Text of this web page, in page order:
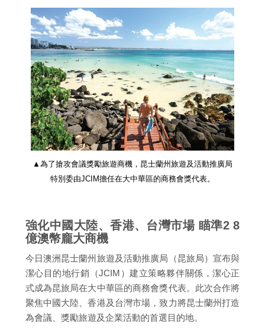
▲為了搶攻會議獎勵旅遊商機，昆士蘭州旅遊及活動推廣局
特別委由JCIM擔任在大中華區的商務會獎代表。
強化中國大陸、香港、台灣市場 瞄準2 8
億澳幣龐大商機
今日澳洲昆士蘭州旅遊及活動推廣局（昆旅局）宣布與
潔心目的地行銷（JCIM）建立策略夥伴關係，潔心正
式成為昆旅局在大中華區的商務會獎代表。此次合作將
聚焦中國大陸、香港及台灣市場，致力將昆士蘭州打造
為會議、獎勵旅遊及企業活動的首選目的地。